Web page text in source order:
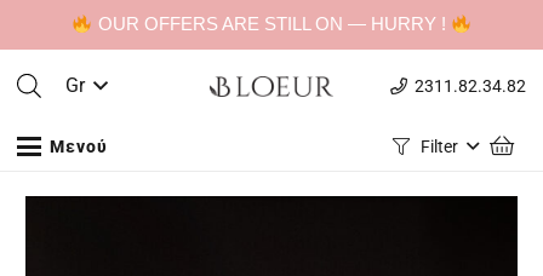
OUR OFFERS ARE STILL ON — HURRY !
Gr 2311.82.34.82
Μενού Filter